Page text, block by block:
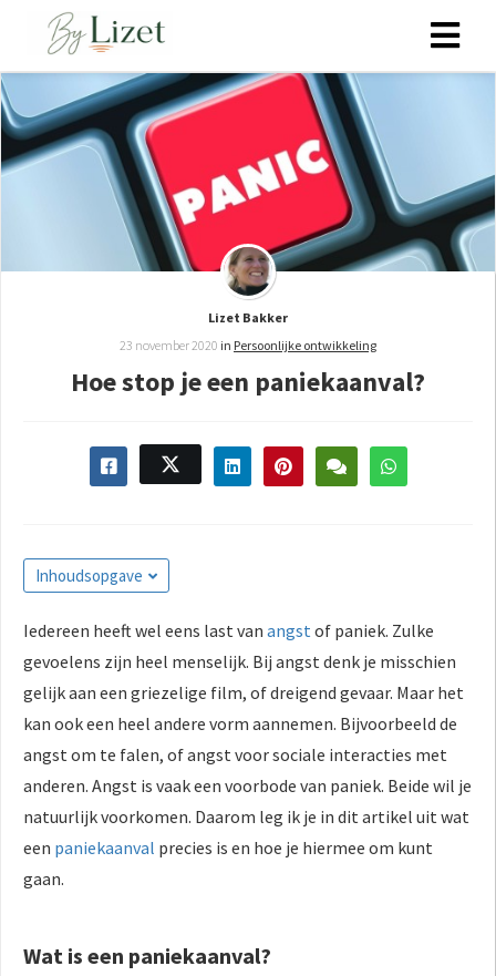
Lizet Bakker
23 november 2020 in Persoonlijke ontwikkeling
Hoe stop je een paniekaanval?
Inhoudsopgave
Iedereen heeft wel eens last van angst of paniek. Zulke
gevoelens zijn heel menselijk. Bij angst denk je misschien
gelijk aan een griezelige film, of dreigend gevaar. Maar het
kan ook een heel andere vorm aannemen. Bijvoorbeeld de
angst om te falen, of angst voor sociale interacties met
anderen. Angst is vaak een voorbode van paniek. Beide wil je
natuurlijk voorkomen. Daarom leg ik je in dit artikel uit wat
een paniekaanval precies is en hoe je hiermee om kunt
gaan.
Wat is een paniekaanval?
policy
worden
om
op
gebruikt